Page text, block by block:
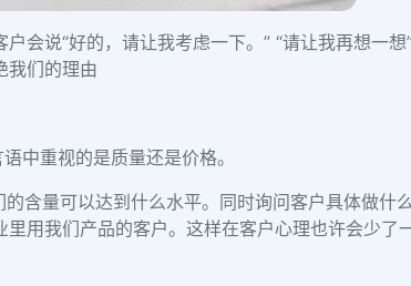
会说“好的，请让我考虑一下。” “请让我再想一想
我们的理由
中重视的是质量还是价格。
含量可以达到什么水平。同时询问客户具体做什
用我们产品的客户。这样在客户心理也许会少了